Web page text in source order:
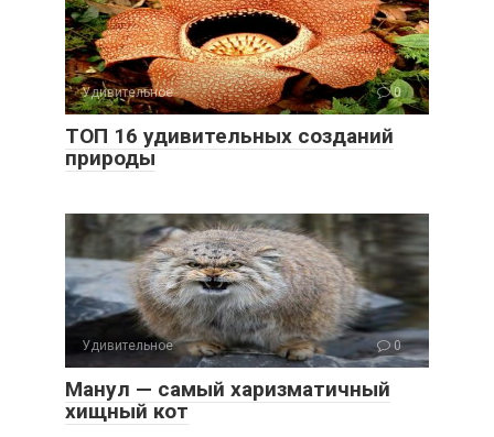
Удивительное 0
ТОП 16 удивительных созданий
природы
Удивительное 0
Манул — самый харизматичный
хищный кот